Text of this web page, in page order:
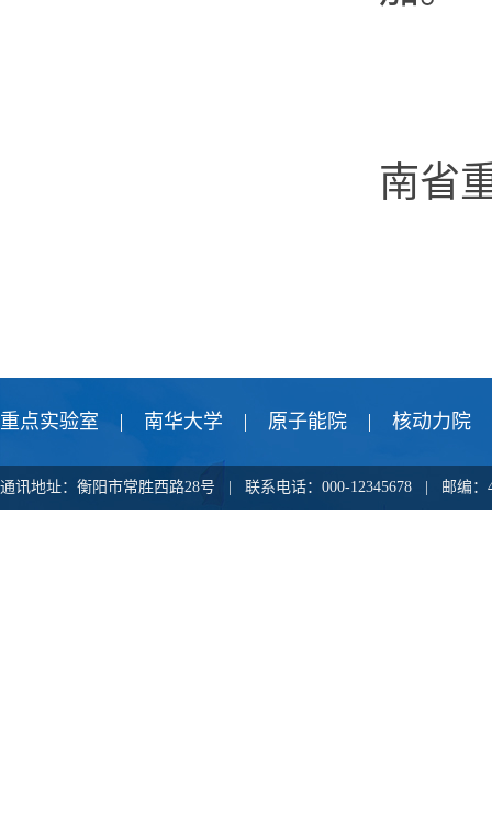
南省
重点实验室 南华大学 原子能院 核动力院
通讯地址：衡阳市常胜西路28号 | 联系电话：000-12345678 | 邮